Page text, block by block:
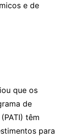
e de
que os
de
têm
para